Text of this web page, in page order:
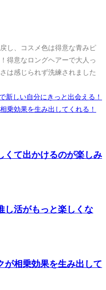
し、コスメ色は得意な青みピ
得意なロングヘアーで大人っ
は感じられず洗練されました
新しい自分にきっと出会える！
乗効果を生み出してくれる！
くて出かけるのが楽しみ
し活がもっと楽しくな
が相乗効果を生み出して